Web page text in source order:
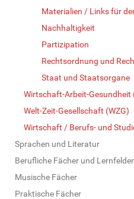
Materialien / Links für
Nachhaltigkeit
Partizipation
Rechtsordnung und
Staat und Staatsorgane
Wirtschaft-Arbeit-Gesundheit
Welt-Zeit-Gesellschaft (WZG)
Wirtschaft / Berufs- und
Sprachen und Literatur
Berufliche Fächer und Lernfelder
Musische Fächer
Praktische Fächer